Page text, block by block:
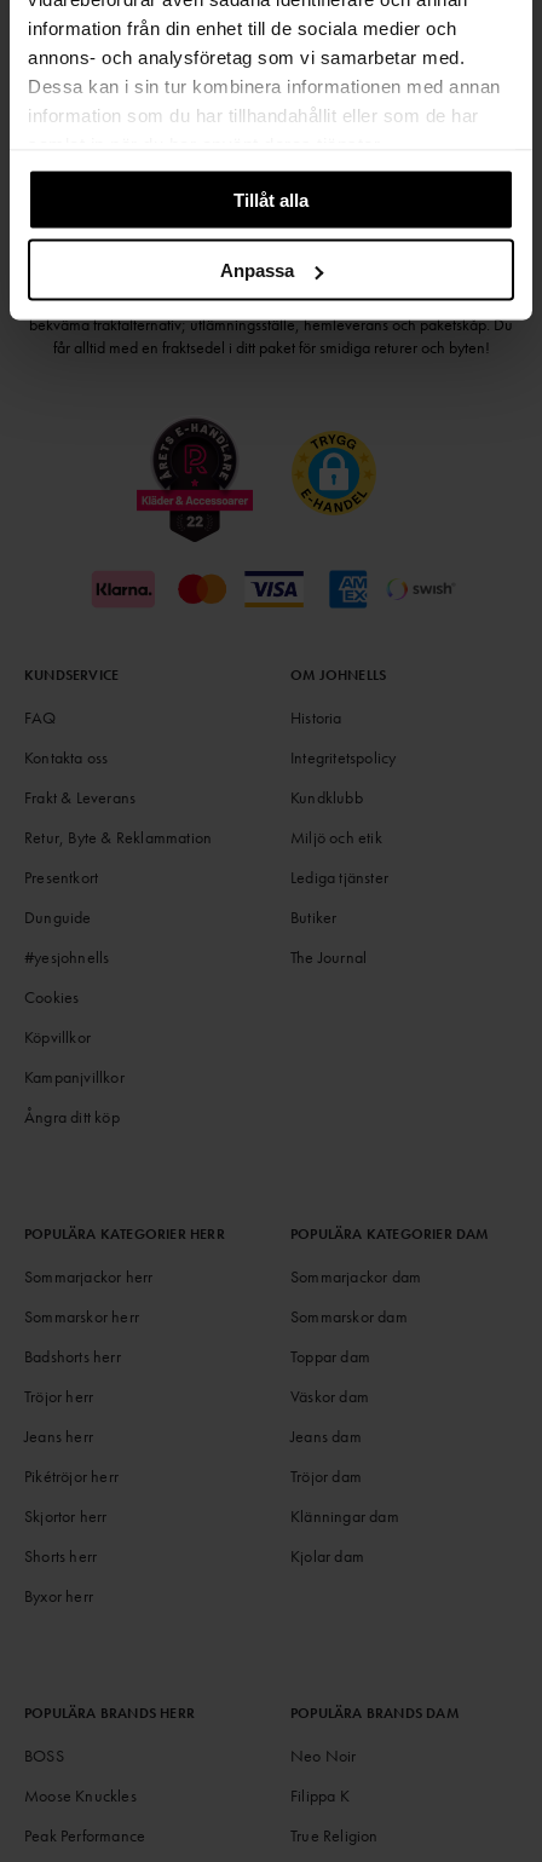
information från din enhet till de sociala medier och
annons- och analysföretag som vi samarbetar med.
Dessa kan i sin tur kombinera informationen med annan
information som du har tillhandahållit eller som de har
Tillåt alla
Anpassa
Håll dig uppdaterad
HANDLA TRYGGT OCH SMIDIGT
Välj det betalsätt som passar dig med Klarna. Vi på Johnells erbjuder flera
bekväma fraktalternativ; utlämningsställe, hemleverans och paketskåp. Du
får alltid med en fraktsedel i ditt paket för smidiga returer och byten!
KUNDSERVICE
FAQ
Kontakta oss
Frakt & Leverans
Retur, Byte & Reklammation
Presentkort
Dunguide
#yesjohnells
Cookies
Köpvillkor
Kampanjvillkor
Ångra ditt köp
OM JOHNELLS
Historia
Integritetspolicy
Kundklubb
Miljö och etik
Lediga tjänster
Butiker
The Journal
POPULÄRA KATEGORIER HERR
Sommarjackor herr
Sommarskor herr
Badshorts herr
Tröjor herr
Jeans herr
Pikétröjor herr
Skjortor herr
Shorts herr
Byxor herr
POPULÄRA KATEGORIER DAM
Sommarjackor dam
Sommarskor dam
Toppar dam
Väskor dam
Jeans dam
Tröjor dam
Klänningar dam
Kjolar dam
POPULÄRA BRANDS HERR
BOSS
Moose Knuckles
Peak Performance
POPULÄRA BRANDS DAM
Neo Noir
Filippa K
True Religion